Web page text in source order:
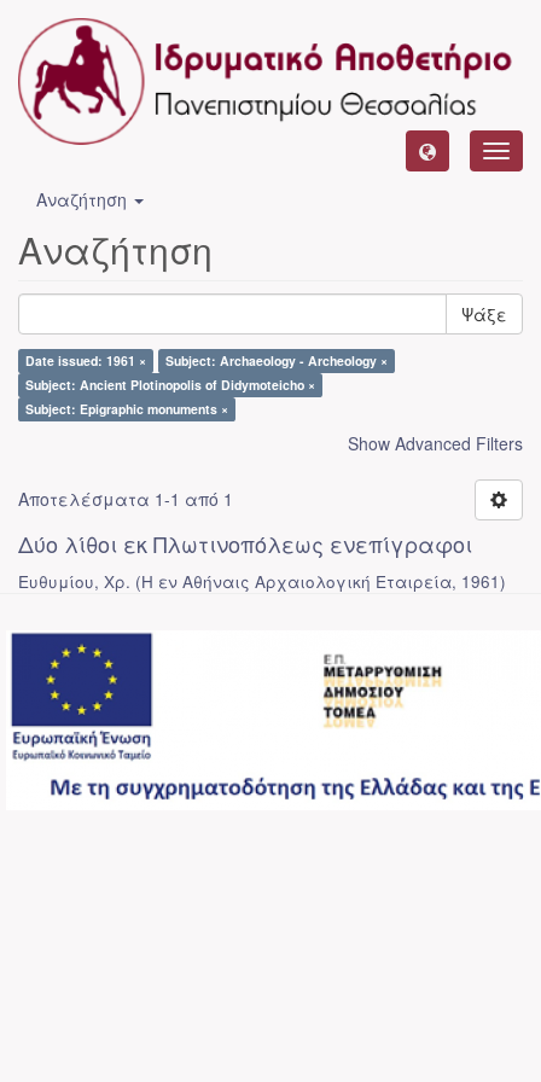
Αναζήτηση
Αναζήτηση
Ψάξε
Date issued: 1961 ×
Subject: Archaeology - Archeology ×
Subject: Ancient Plotinopolis of Didymoteicho ×
Subject: Epigraphic monuments ×
Show Advanced Filters
Αποτελέσματα 1-1 από 1
Δύο λίθοι εκ Πλωτινοπόλεως ενεπίγραφοι
Ευθυμίου, Χρ. (Η εν Αθήναις Αρχαιολογική Εταιρεία, 1961)